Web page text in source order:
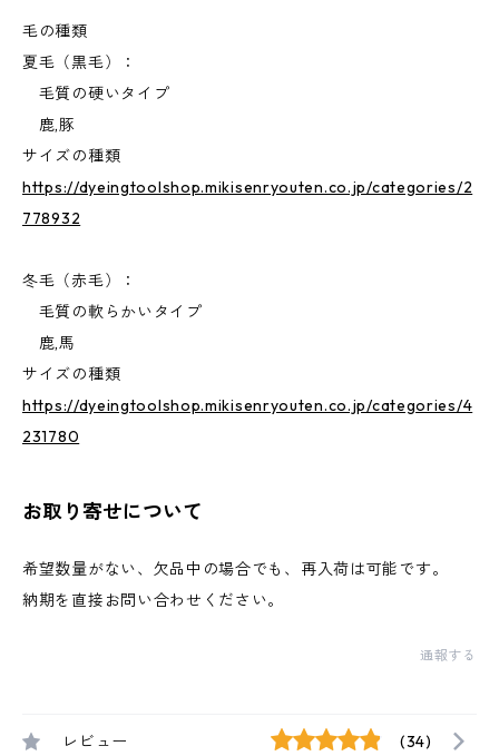
毛の種類
夏毛（黒毛）：
毛質の硬いタイプ
鹿,豚
サイズの種類
https://dyeingtoolshop.mikisenryouten.co.jp/categories/2
778932
冬毛（赤毛）：
毛質の軟らかいタイプ
鹿,馬
サイズの種類
https://dyeingtoolshop.mikisenryouten.co.jp/categories/4
231780
お取り寄せについて
希望数量がない、欠品中の場合でも、再入荷は可能です。
納期を直接お問い合わせください。
通報する
レビュー (34)